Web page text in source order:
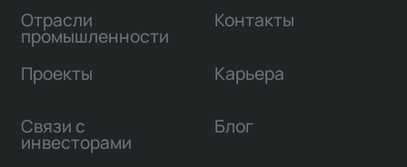
Отрасли
промышленности
Проекты
Связи с
инвесторами
Контакты
Карьера
Блог